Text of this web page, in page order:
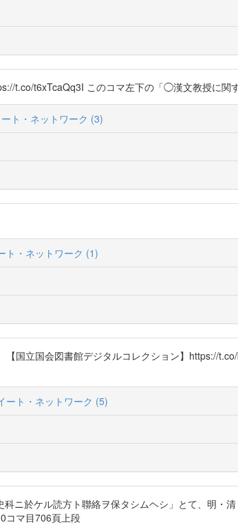
t.co/t6xTcaQq3I このコマ左下の「◯漢文教授に関
ート・ネットワーク (3)
ト・ネットワーク (1)
国立国会図書館デジタルコレクション】https://
ート・ネットワーク (5)
ニ於ケル読方ト聯絡ヲ保タシムヘシ」とて、明・
コマ目706頁上段